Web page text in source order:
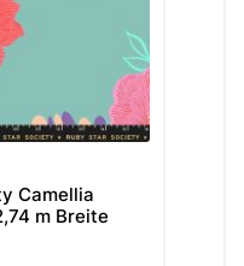
Camellia
m Breite